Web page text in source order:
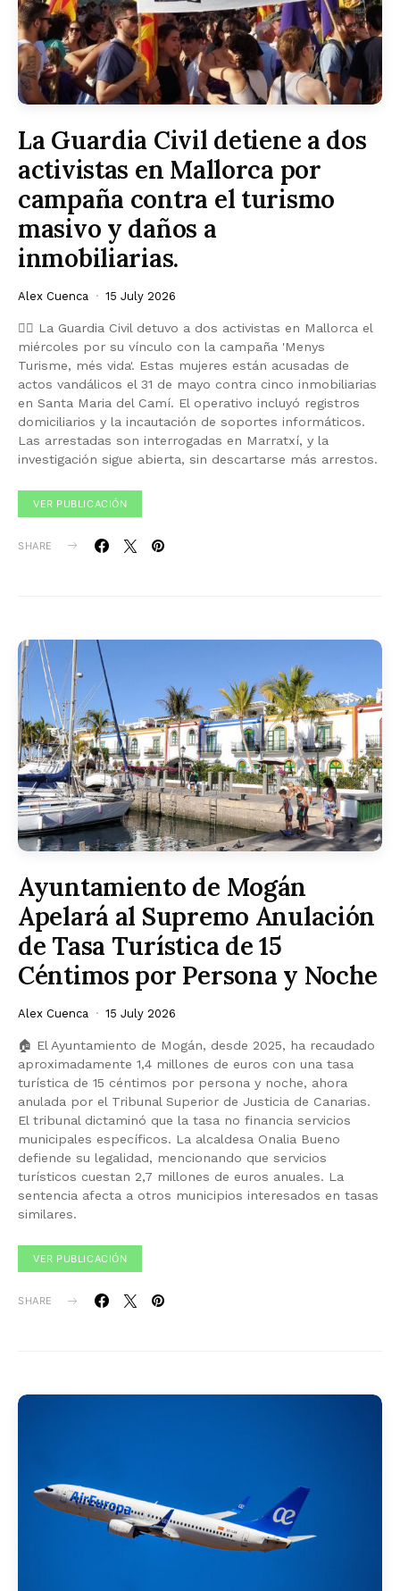
La Guardia Civil detiene a dos
activistas en Mallorca por
campaña contra el turismo
masivo y daños a
inmobiliarias.
Alex Cuenca 15 July 2026
👮‍♀️ La Guardia Civil detuvo a dos activistas en Mallorca el
miércoles por su vínculo con la campaña 'Menys
Turisme, més vida'. Estas mujeres están acusadas de
actos vandálicos el 31 de mayo contra cinco inmobiliarias
en Santa Maria del Camí. El operativo incluyó registros
domiciliarios y la incautación de soportes informáticos.
Las arrestadas son interrogadas en Marratxí, y la
investigación sigue abierta, sin descartarse más arrestos.
VER PUBLICACIÓN
SHARE
Ayuntamiento de Mogán
Apelará al Supremo Anulación
de Tasa Turística de 15
Céntimos por Persona y Noche
Alex Cuenca 15 July 2026
🏠 El Ayuntamiento de Mogán, desde 2025, ha recaudado
aproximadamente 1,4 millones de euros con una tasa
turística de 15 céntimos por persona y noche, ahora
anulada por el Tribunal Superior de Justicia de Canarias.
El tribunal dictaminó que la tasa no financia servicios
municipales específicos. La alcaldesa Onalia Bueno
defiende su legalidad, mencionando que servicios
turísticos cuestan 2,7 millones de euros anuales. La
sentencia afecta a otros municipios interesados en tasas
similares.
VER PUBLICACIÓN
SHARE